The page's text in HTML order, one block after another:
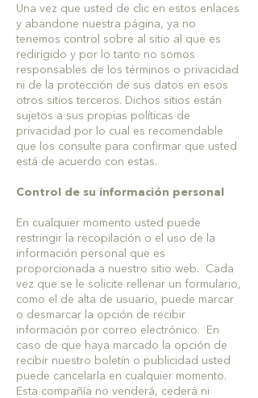
Una vez que usted de clic en estos enlaces
y abandone nuestra página, ya no
tenemos control sobre al sitio al que es
redirigido y por lo tanto no somos
responsables de los términos o privacidad
ni de la protección de sus datos en esos
otros sitios terceros. Dichos sitios están
sujetos a sus propias políticas de
privacidad por lo cual es recomendable
que los consulte para confirmar que usted
está de acuerdo con estas.
Control de su información personal
En cualquier momento usted puede
restringir la recopilación o el uso de la
información personal que es
proporcionada a nuestro sitio web. Cada
vez que se le solicite rellenar un formulario,
como el de alta de usuario, puede marcar
o desmarcar la opción de recibir
información por correo electrónico. En
caso de que haya marcado la opción de
recibir nuestro boletín o publicidad usted
puede cancelarla en cualquier momento.
Esta compañía no venderá, cederá ni